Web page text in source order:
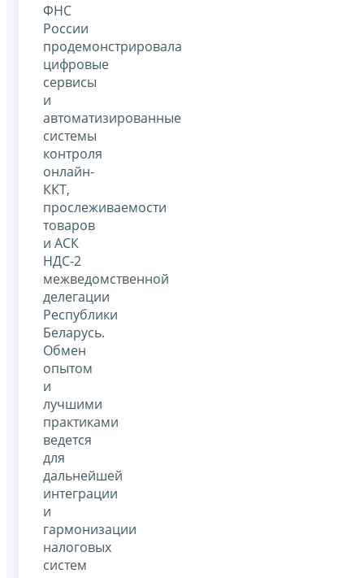
ФНС
России
продемонстрировала
цифровые
сервисы
и
автоматизированные
системы
контроля
онлайн-
ККТ,
прослеживаемости
товаров
и АСК
НДС-2
межведомственной
делегации
Республики
Беларусь.
Обмен
опытом
и
лучшими
практиками
ведется
для
дальнейшей
интеграции
и
гармонизации
налоговых
систем